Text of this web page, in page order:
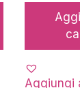
Aggiungi